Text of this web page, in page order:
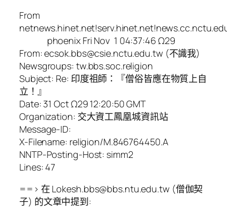
From
phoenix Fri Nov 1 04:37:46 Ω29
From: ecsok.bbs@csie.nctu.edu.tw (不識我)
Newsgroups: tw.bbs.soc.religion
Subject: Re: 印度祖師：『僧俗皆應在物質上自
立！』
Date: 31 Oct Ω29 12:20:50 GMT
Organization: 交大資工鳳凰城資訊站
Message-ID:
X-Filename: religion/M.846764450.A
NNTP-Posting-Host: simm2
Lines: 47
==> 在 Lokesh.bbs@bbs.ntu.edu.tw (僧伽契
子) 的文章中提到: